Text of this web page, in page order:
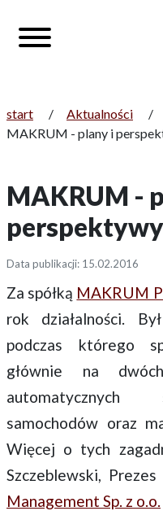
start / Aktualności
/
MAKRUM - plany i
MAKRUM -
Data publikacji: 15.02.2016
Za spółką MAKRUM
rok działalności.
podczas którego
głównie na
automatycznych
samochodów oraz
Więcej o tych
Szczeblewski, Prezes
Management Sp. z o.o.